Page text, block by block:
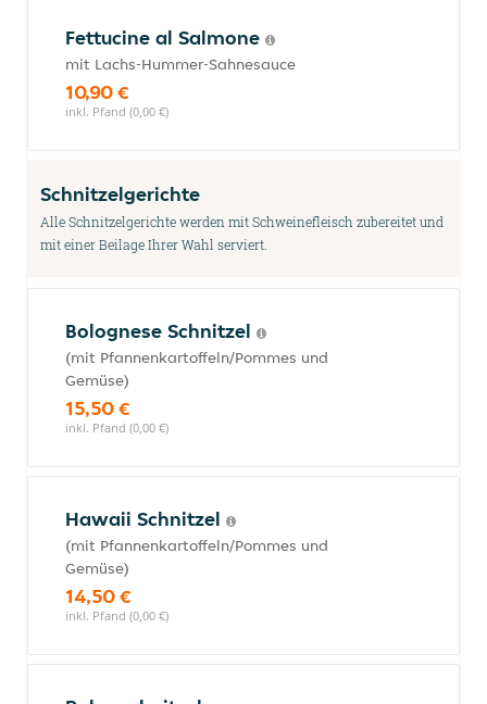
Fettucine al Salmone
mit Lachs-Hummer-Sahnesauce
10,90 €
inkl. Pfand (0,00 €)
Schnitzelgerichte
Alle Schnitzelgerichte werden mit Schweinefleisch zubereitet und
mit einer Beilage Ihrer Wahl serviert.
Bolognese Schnitzel
(mit Pfannenkartoffeln/Pommes und
Gemüse)
15,50 €
inkl. Pfand (0,00 €)
Hawaii Schnitzel
(mit Pfannenkartoffeln/Pommes und
Gemüse)
14,50 €
inkl. Pfand (0,00 €)